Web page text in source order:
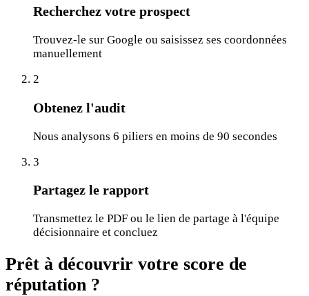
Recherchez votre prospect
Trouvez-le sur Google ou saisissez ses coordonnées
manuellement
2
Obtenez l'audit
Nous analysons 6 piliers en moins de 90 secondes
3
Partagez le rapport
Transmettez le PDF ou le lien de partage à l'équipe
décisionnaire et concluez
Prêt à découvrir votre score de
réputation ?